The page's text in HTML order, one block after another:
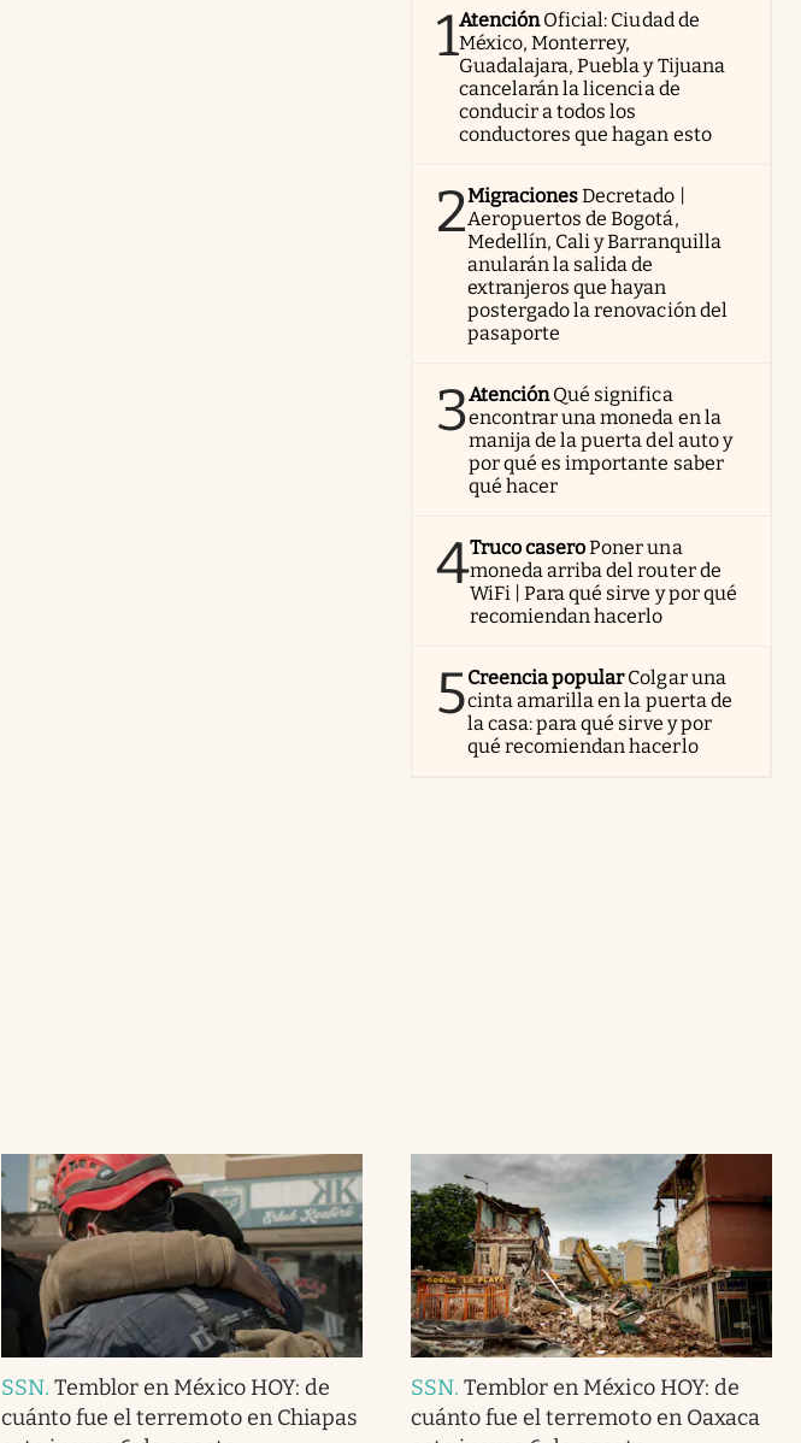
1AtenciónOficial: Ciudad de
México, Monterrey,
Guadalajara, Puebla y Tijuana
cancelarán la licencia de
conducir a todos los
conductores que hagan esto
2MigracionesDecretado |
Aeropuertos de Bogotá,
Medellín, Cali y Barranquilla
anularán la salida de
extranjeros que hayan
postergado la renovación del
pasaporte
3AtenciónQué significa
encontrar una moneda en la
manija de la puerta del auto y
por qué es importante saber
qué hacer
4Truco caseroPoner una
moneda arriba del router de
WiFi | Para qué sirve y por qué
recomiendan hacerlo
5Creencia popularColgar una
cinta amarilla en la puerta de
la casa: para qué sirve y por
qué recomiendan hacerlo
SSN.Temblor en México HOY: de
cuánto fue el terremoto en Chiapas
SSN.Temblor en México HOY: de
cuánto fue el terremoto en Oaxaca